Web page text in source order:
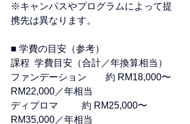
※キャンパスやプログラムによって提
携先は異なります。
■ 学費の目安（参考）
課程	学費目安（合計／年換算相当）
ファンデーション	約 RM18,000〜
RM22,000／年相当
ディプロマ	約 RM25,000〜
RM35,000／年相当